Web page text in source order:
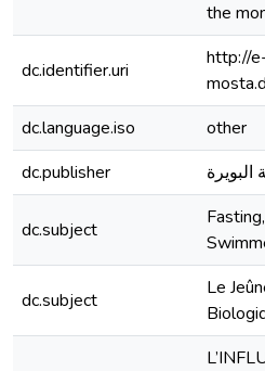
the
dc.identifier.uri
http://
dc.language.iso
other
dc.publisher
dc.subject
dc.subject
Le